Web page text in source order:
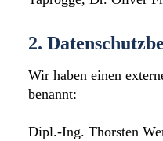
2.
Wir haben einen
benannt:
Dipl.-Ing. Thorsten